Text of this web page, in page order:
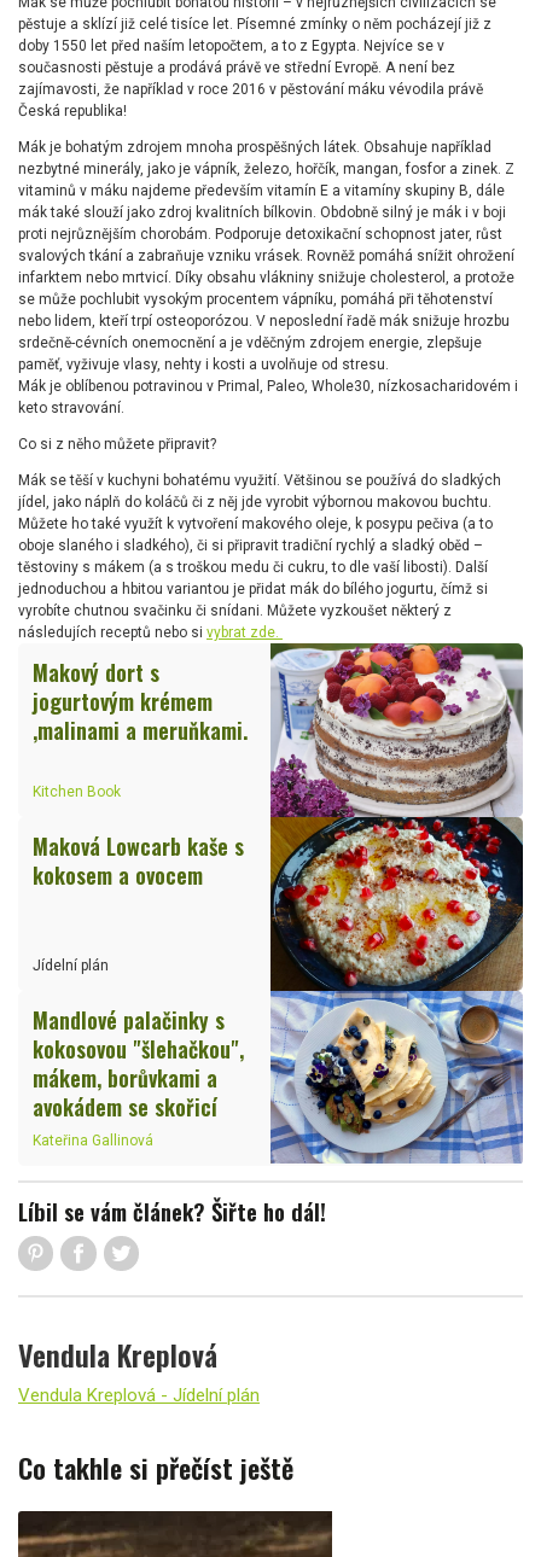
pěstuje a sklízí již celé tisíce let. Písemné zmínky o něm pocházejí již z
doby 1550 let před naším letopočtem, a to z Egypta. Nejvíce se v
současnosti pěstuje a prodává právě ve střední Evropě. A není bez
zajímavosti, že například v roce 2016 v pěstování máku vévodila právě
Česká republika!
Mák je bohatým zdrojem mnoha prospěšných látek. Obsahuje například
nezbytné minerály, jako je vápník, železo, hořčík, mangan, fosfor a zinek. Z
vitaminů v máku najdeme především vitamín E a vitamíny skupiny B, dále
mák také slouží jako zdroj kvalitních bílkovin. Obdobně silný je mák i v boji
proti nejrůznějším chorobám. Podporuje detoxikační schopnost jater, růst
svalových tkání a zabraňuje vzniku vrásek. Rovněž pomáhá snížit ohrožení
infarktem nebo mrtvicí. Díky obsahu vlákniny snižuje cholesterol, a protože
se může pochlubit vysokým procentem vápníku, pomáhá při těhotenství
nebo lidem, kteří trpí osteoporózou. V neposlední řadě mák snižuje hrozbu
srdečně-cévních onemocnění a je vděčným zdrojem energie, zlepšuje
paměť, vyživuje vlasy, nehty i kosti a uvolňuje od stresu.
Mák je oblíbenou potravinou v Primal, Paleo, Whole30, nízkosacharidovém i
keto stravování.
Co si z něho můžete připravit?
Mák se těší v kuchyni bohatému využití. Většinou se používá do sladkých
jídel, jako náplň do koláčů či z něj jde vyrobit výbornou makovou buchtu.
Můžete ho také využít k vytvoření makového oleje, k posypu pečiva (a to
oboje slaného i sladkého), či si připravit tradiční rychlý a sladký oběd –
těstoviny s mákem (a s troškou medu či cukru, to dle vaší libosti). Další
jednoduchou a hbitou variantou je přidat mák do bílého jogurtu, čímž si
vyrobíte chutnou svačinku či snídani. Můžete vyzkoušet některý z
následujích receptů nebo si vybrat zde.
Makový dort s
jogurtovým krémem
,malinami a meruňkami.
Kitchen Book
Maková Lowcarb kaše s
kokosem a ovocem
Jídelní plán
Mandlové palačinky s
kokosovou "šlehačkou",
mákem, borůvkami a
avokádem se skořicí
Kateřina Gallinová
Líbil se vám článek? Šiřte ho dál!
Vendula Kreplová
Vendula Kreplová - Jídelní plán
Co takhle si přečíst ještě